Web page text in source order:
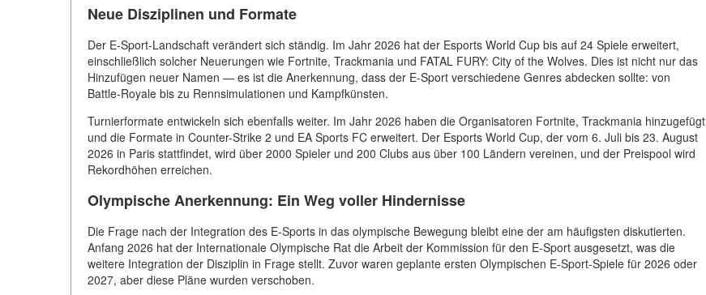
Neue Disziplinen und Formate
Der E-Sport-Landschaft verändert sich ständig. Im Jahr 2026 hat der Esports World Cup bis auf 24 Spiele erweitert,
einschließlich solcher Neuerungen wie Fortnite, Trackmania und FATAL FURY: City of the Wolves. Dies ist nicht nur das
Hinzufügen neuer Namen — es ist die Anerkennung, dass der E-Sport verschiedene Genres abdecken sollte: von
Battle-Royale bis zu Rennsimulationen und Kampfkünsten.
Turnierformate entwickeln sich ebenfalls weiter. Im Jahr 2026 haben die Organisatoren Fortnite, Trackmania hinzugefügt
und die Formate in Counter-Strike 2 und EA Sports FC erweitert. Der Esports World Cup, der vom 6. Juli bis 23. August
2026 in Paris stattfindet, wird über 2000 Spieler und 200 Clubs aus über 100 Ländern vereinen, und der Preispool wird
Rekordhöhen erreichen.
Olympische Anerkennung: Ein Weg voller Hindernisse
Die Frage nach der Integration des E-Sports in das olympische Bewegung bleibt eine der am häufigsten diskutierten.
Anfang 2026 hat der Internationale Olympische Rat die Arbeit der Kommission für den E-Sport ausgesetzt, was die
weitere Integration der Disziplin in Frage stellt. Zuvor waren geplante ersten Olympischen E-Sport-Spiele für 2026 oder
2027, aber diese Pläne wurden verschoben.